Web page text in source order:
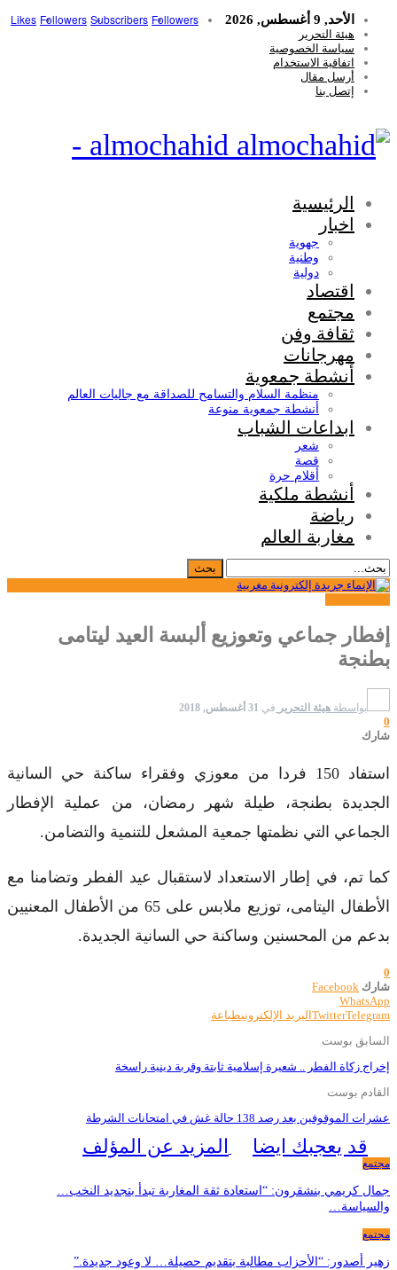
Likes Followers Subscribers Followers الأحد, 9 أغسطس, 2026
هيئة التحرير
سياسة الخصوصية
اتفاقية الاستخدام
أرسل مقال
إتصل بنا
almochahid -
الرئيسية
اخبار
جهوية
وطنية
دولية
اقتصاد
مجتمع
ثقافة وفن
مهرجانات
أنشطة جمعوية
منظمة السلام والتسامح للصداقة مع جاليات العالم
أنشطة جمعوية منوعة
ابداعات الشباب
شعر
قصة
أقلام حرة
أنشطة ملكية
رياضة
مغاربة العالم
إفطار جماعي وتعوزيع ألبسة العيد ليتامى
بطنجة
بواسطة هيئة التحرير في 31 أغسطس, 2018
0
شارك
استفاد 150 فردا من معوزي وفقراء ساكنة حي السانية
الجديدة بطنجة، طيلة شهر رمضان، من عملية الإفطار
الجماعي التي نظمتها جمعية المشعل للتنمية والتضامن.
كما تم، في إطار الاستعداد لاستقبال عيد الفطر وتضامنا مع
الأطفال اليتامى، توزيع ملابس على 65 من الأطفال المعنيين
بدعم من المحسنين وساكنة حي السانية الجديدة.
0
شارك Facebook
WhatsApp
TwitterTelegram البريد الإلكترونيطباعة
السابق بوست
إخراج زكاة الفطر .. شعيرة إسلامية ثابتة وقربة دينية راسخة
القادم بوست
عشرات الموقوفين بعد رصد 138 حالة غش في امتحانات الشرطة
قد يعجبك ايضا المزيد عن المؤلف
مجتمع
جمال كريمي بنشقرون: “استعادة ثقة المغاربة تبدأ بتجديد النخب…
والسياسة…
مجتمع
زهير أصدور: “الأحزاب مطالبة بتقديم حصيلة… لا وعود جديدة.”